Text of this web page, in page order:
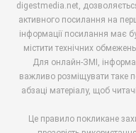
digestmedia.net,
активного посилання на
інформації посилання має
містити технічних
Для онлайн-ЗМІ,
важливо розміщувати таке
абзаці матеріалу, щоб
Це правило покликане